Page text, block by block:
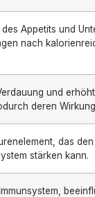
Appetits und
nach
und
deren
das
stärken kann.